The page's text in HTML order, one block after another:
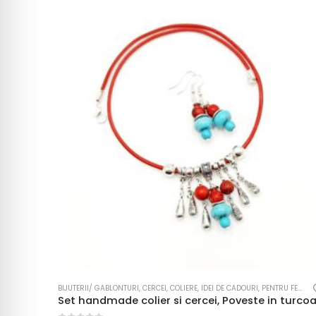
BIJUTERII/ GABLONTURI, CERCEI, COLIERE, IDEI DE CADOURI, PENTRU FEMEI